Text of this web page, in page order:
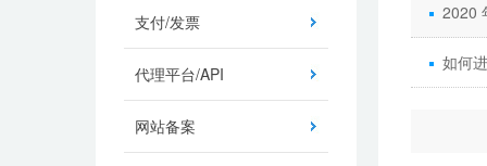
支付/发票
代理平台/API
网站备案
2020
如何